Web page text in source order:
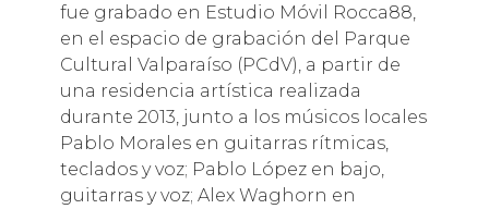
fue grabado en Estudio Móvil Rocca88,
en el espacio de grabación del Parque
Cultural Valparaíso (PCdV), a partir de
una residencia artística realizada
durante 2013, junto a los músicos locales
Pablo Morales en guitarras rítmicas,
teclados y voz; Pablo López en bajo,
guitarras y voz; Alex Waghorn en